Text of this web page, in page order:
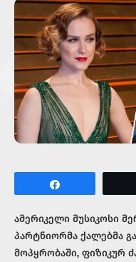
ამერიკელი მუსიკოსი
პარტნიორმა ქალებმა
მოპყრობაში, ფიზიკურ